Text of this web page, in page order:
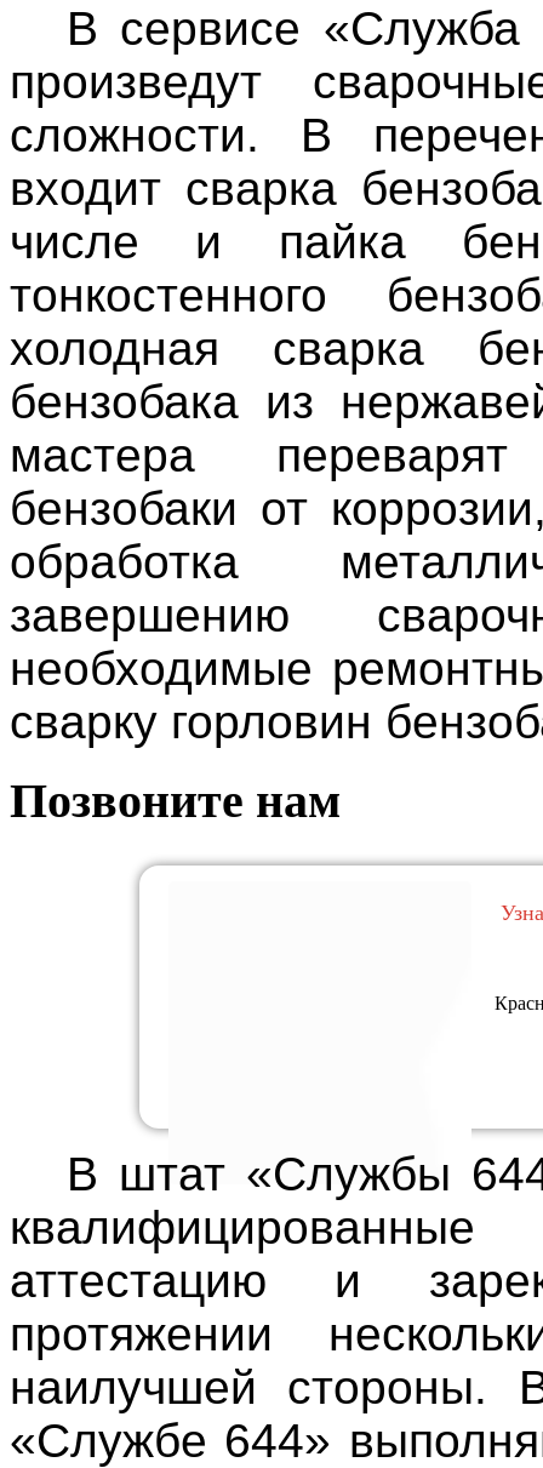
В сервисе «Служба
произведут
сложности. В
входит сварка
числе и пайка
тонкостенного
холодная сварка
бензобака из
мастера
бензобаки от
обработка
завершению
необходимые
сварку горловин
Позвоните нам
В штат «Службы
аттестацию и
протяжении
наилучшей стороны.
«Службе 644»